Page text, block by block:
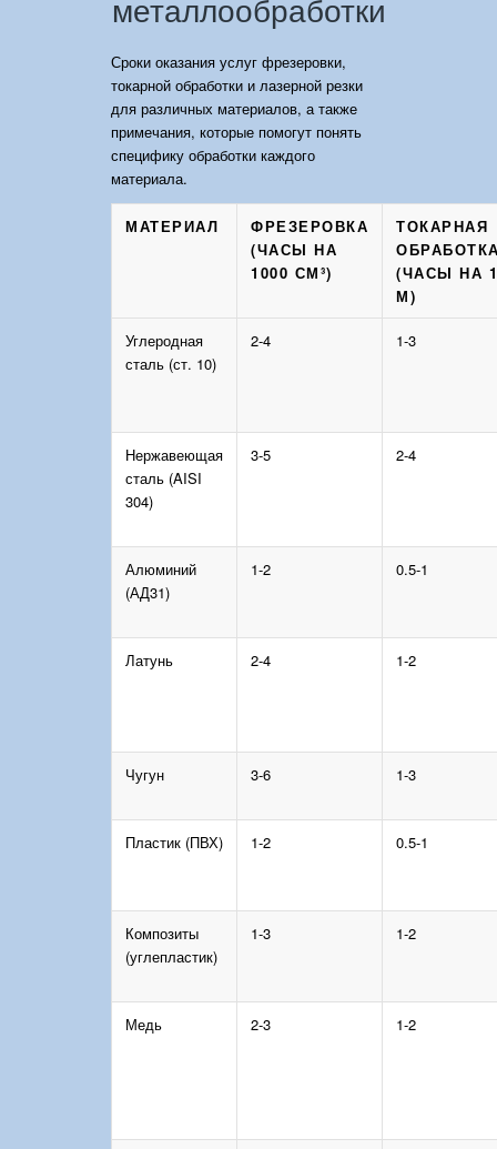
металлообработки
Сроки оказания услуг фрезеровки,
токарной обработки и лазерной резки
для различных материалов, а также
примечания, которые помогут понять
специфику обработки каждого
материала.
МАТЕРИАЛ
ФРЕЗЕРОВКА
(ЧАСЫ НА
1000 СМ³)
ТОКАРНАЯ
(ЧАСЫ НА 1
М)
Углеродная
сталь (ст. 10)
2-4 1-3
Нержавеющая
сталь (AISI
304)
3-5 2-4
Алюминий
(АД31)
1-2 0.5-1
Латунь 2-4 1-2
Чугун 3-6 1-3
Пластик (ПВХ) 1-2 0.5-1
Композиты
(углепластик)
1-3 1-2
Медь 2-3 1-2